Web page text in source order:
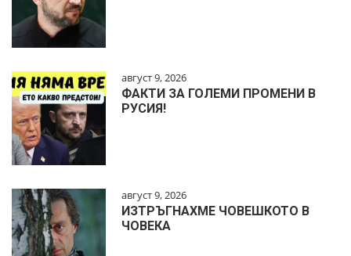
август 9, 2026
ФАКТИ ЗА ГОЛЕМИ ПРОМЕНИ В
РУСИЯ!
август 9, 2026
ИЗТРЪГНАХМЕ ЧОВЕШКОТО В
ЧОВЕКА